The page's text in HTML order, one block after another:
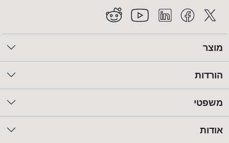
מוצר
הורדות
משפטי
אודות